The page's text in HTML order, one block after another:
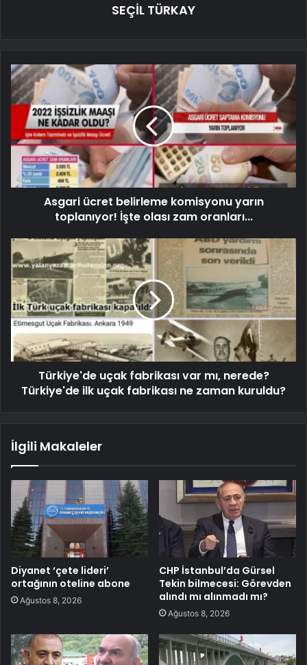
SEÇİL TÜRKAY
Asgari ücret belirleme komisyonu yarın
toplanıyor! İşte olası zam oranları...
Türkiye'de uçak fabrikası var mı, nerede?
Türkiye'de ilk uçak fabrikası ne zaman kuruldu?
İlgili Makaleler
Diyanet ‘çete lideri’
ortağının oteline abone
Ağustos 8, 2026
CHP İstanbul’da Gürsel
Tekin bilmecesi: Görevden
alındı mı alınmadı mı?
Ağustos 8, 2026